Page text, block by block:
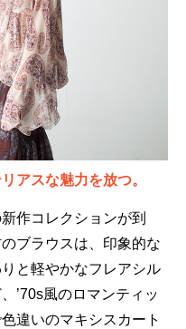
アスな魅力を放つ。
作コレクションが到
ブラウスは、印象的な
と軽やかなフレアシル
’70s風のロマンティッ
違いのマキシスカート